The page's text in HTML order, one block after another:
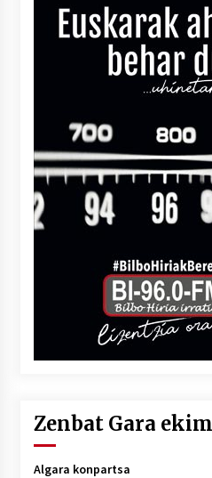
Zenbat Gara
Algara konpartsa